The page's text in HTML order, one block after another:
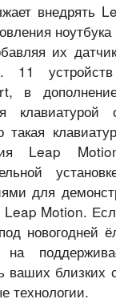
внедрять
их
11
в
Leap
для
Leap Motion.
новогодней
на
ваших близких
технологии.